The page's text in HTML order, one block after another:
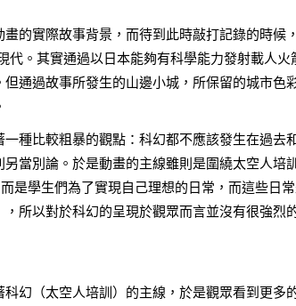
的實際故事背景，而待到此時敲打記錄的時候
代。其實通過以日本能夠有科學能力發射載人
通過故事所發生的山邊小城，所保留的城市色
種比較粗暴的觀點：科幻都不應該發生在過去
當別論。於是動畫的主線雖則是圍繞太空人培
是學生們為了實現自己理想的日常，而這些日
所以對於科幻的呈現於觀眾而言並沒有很強烈
幻（太空人培訓）的主線，於是觀眾看到更多